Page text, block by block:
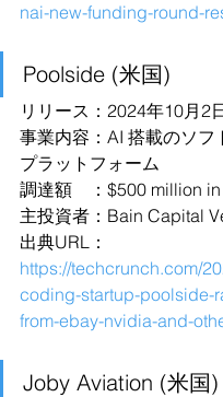
nai-new-funding-round-
Poolside (米国)
リリース：2024年10月2
事業内容：AI 搭載のソフ
プラットフォーム
調達額　：$500 million
主投資者：Bain Capital
出典URL：
https://techcrunch.com/
coding-startup-poolside-
from-ebay-nvidia-and-
Joby Aviation (米国)